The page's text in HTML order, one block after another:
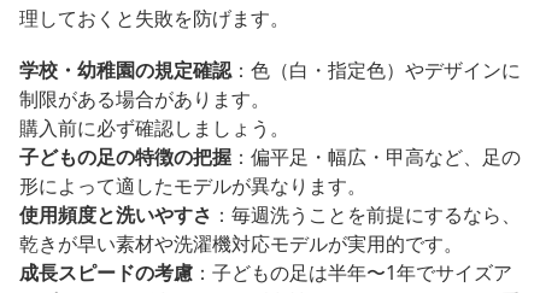
理しておくと失敗を防げます。
学校・幼稚園の規定確認：色（白・指定色）やデザインに
制限がある場合があります。
購入前に必ず確認しましょう。
子どもの足の特徴の把握 ：偏平足・幅広・甲高など、足の
形によって適したモデルが異なります。
使用頻度と洗いやすさ ：毎週洗うことを前提にするなら、
乾きが早い素材や洗濯機対応モデルが実用的です。
成長スピードの考慮 ：子どもの足は半年〜1年でサイズア